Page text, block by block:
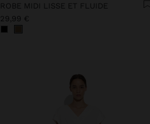
ROBE MIDI LISSE ET FLUIDE
29,99 €